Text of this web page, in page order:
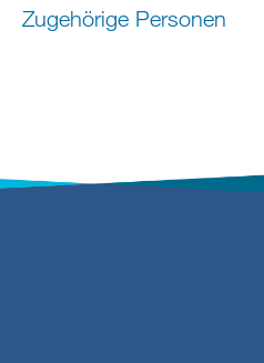
Zugehörige Personen